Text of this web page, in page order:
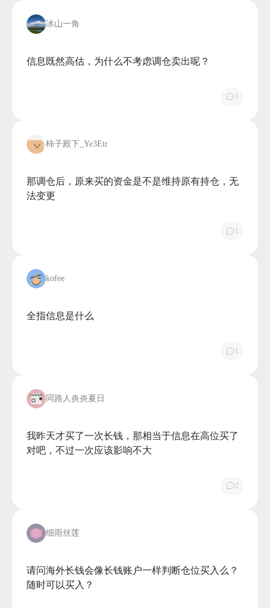
冰山一角
信息既然高估，为什么不考虑调仓卖出呢？
1
柿子殿下_Ye3Etr
那调仓后，原来买的资金是不是维持原有持仓，无
法变更
1
kofee
全指信息是什么
1
同路人炎炎夏日
我昨天才买了一次长钱，那相当于信息在高位买了
对吧，不过一次应该影响不大
2
细雨丝莲
请问海外长钱会像长钱账户一样判断仓位买入么？
随时可以买入？